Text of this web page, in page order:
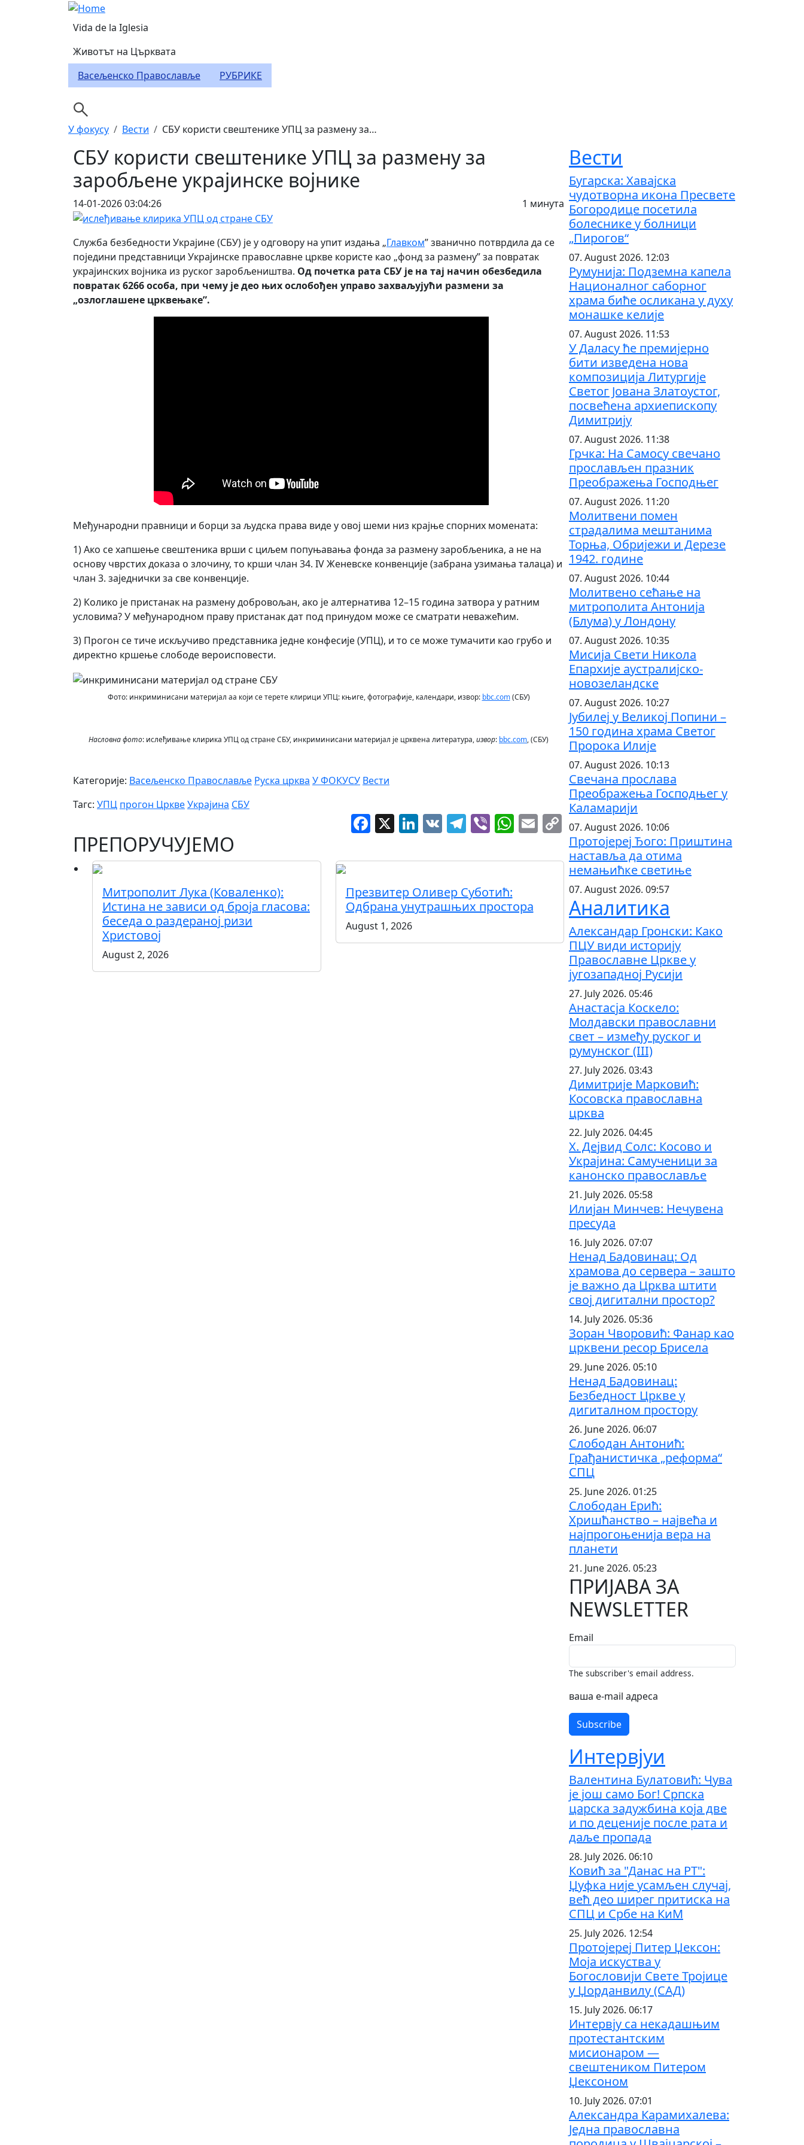
Skip to main content
Header Category Menu
Vida de la Iglesia
Животът на Църквата
Васељенско Православље
РУБРИКЕ
Breadcrumb
У фокусу Вести СБУ користи свештенике УПЦ за размену за…
СБУ користи свештенике УПЦ за размену за
заробљене украјинске војнике
14-01-2026 03:04:26 1 минута
Служба безбедности Украјине (СБУ) је у одговору на упит издања „Главком” званично потврдила да се
поједини представници Украјинске православне цркве користе као „фонд за размену” за повратак
украјинских војника из руског заробљеништва. Од почетка рата СБУ је на тај начин обезбедила
повратак 6266 особа, при чему је део њих ослобођен управо захваљујући размени за
„озлоглашене црквењаке”.
Међународни правници и борци за људска права виде у овој шеми низ крајње спорних момената:
1) Ако се хапшење свештеника врши с циљем попуњавања фонда за размену заробљеника, а не на
основу чврстих доказа о злочину, то крши члан 34. IV Женевске конвенције (забрана узимања талаца) и
члан 3. заједнички за све конвенције.
2) Колико је пристанак на размену добровољан, ако је алтернатива 12–15 година затвора у ратним
условима? У међународном праву пристанак дат под принудом може се сматрати неважећим.
3) Прогон се тиче искључиво представника једне конфесије (УПЦ), и то се може тумачити као грубо и
директно кршење слободе вероисповести.
Фото: инкриминисани материјал аа који се терете клирици УПЦ: књиге, фотографије, календари, извор: bbc.com(СБУ)
Насловна фото: ислеђивање клирика УПЦ од стране СБУ, инкриминисани материјал је црквена литература,извор: bbc.com, (СБУ)
Категорије: Васељенско Православље Руска црква У ФОКУСУ Вести
Тагс: УПЦ прогон ЦрквеУкрајина СБУ
Facebook
X LinkedIn
VK Telegram
ViberWhatsApp
EmailCopy
Link
ПРЕПОРУЧУЈЕМО
Митрополит Лука (Коваленко):
Истина не зависи од броја гласова:
беседа о раздераној ризи
Христовој
August 2, 2026
Презвитер Оливер Суботић:
Одбрана унутрашњих простора
August 1, 2026
Вести
Бугарска: Хавајска
чудотворна икона Пресвете
Богородице посетила
болеснике у болници
„Пирогов“
07. August 2026. 12:03
Румунија: Подземна капела
Националног саборног
храма биће осликана у духу
монашке келије
07. August 2026. 11:53
У Даласу ће премијерно
бити изведена нова
композиција Литургије
Светог Јована Златоустог,
посвећена архиепископу
Димитрију
07. August 2026. 11:38
Грчка: На Самосу свечано
прослављен празник
Преображења Господњег
07. August 2026. 11:20
Молитвени помен
страдалима мештанима
Торња, Обријежи и Дерезе
1942. године
07. August 2026. 10:44
Молитвено сећање на
митрополита Антонија
(Блума) у Лондону
07. August 2026. 10:35
Мисија Свети Никола
Епархије аустралијско-
новозеландске
07. August 2026. 10:27
Јубилеј у Великој Попини –
150 година храма Светог
Пророка Илије
07. August 2026. 10:13
Свечана прослава
Преображења Господњег у
Каламарији
07. August 2026. 10:06
Протојереј Ђого: Приштина
наставља да отима
немањићке светиње
07. August 2026. 09:57
Аналитика
Александар Гронски: Како
ПЦУ види историју
Православне Цркве у
југозападној Русији
27. July 2026. 05:46
Анастасја Коскело:
Молдавски православни
свет – између руског и
румунског (III)
27. July 2026. 03:43
Димитрије Марковић:
Косовска православна
црква
22. July 2026. 04:45
Х. Дејвид Солс: Косово и
Украјина: Самученици за
канонско православље
21. July 2026. 05:58
Илијан Минчев: Нечувена
пресуда
16. July 2026. 07:07
Ненад Бадовинац: Од
храмова до сервера – зашто
је важно да Црква штити
свој дигитални простор?
14. July 2026. 05:36
Зоран Чворовић: Фанар као
црквени ресор Брисела
29. June 2026. 05:10
Ненад Бадовинац:
Безбедност Цркве у
дигиталном простору
26. June 2026. 06:07
Слободан Антонић:
Грађанистичка „реформа“
СПЦ
25. June 2026. 01:25
Слободан Ерић:
Хришћанство – највећа и
најпрогоњенија вера на
планети
21. June 2026. 05:23
ПРИЈАВА ЗА
NEWSLETTER
Email
The subscriber's email address.
ваша е-mail адреса
Интервјуи
Валентина Булатовић: Чува
је још само Бог! Српска
царска задужбина која две
и по деценије после рата и
даље пропада
28. July 2026. 06:10
Ковић за "Данас на РТ":
Џуфка није усамљен случај,
већ део ширег притиска на
СПЦ и Србе на КиМ
25. July 2026. 12:54
Протојереј Питер Џексон:
Моја искуства у
Богословији Свете Тројице
у Џорданвилу (САД)
15. July 2026. 06:17
Интервју са некадашњим
протестантским
мисионаром —
свештеником Питером
Џексоном
10. July 2026. 07:01
Александра Карамихалева:
Једна православна